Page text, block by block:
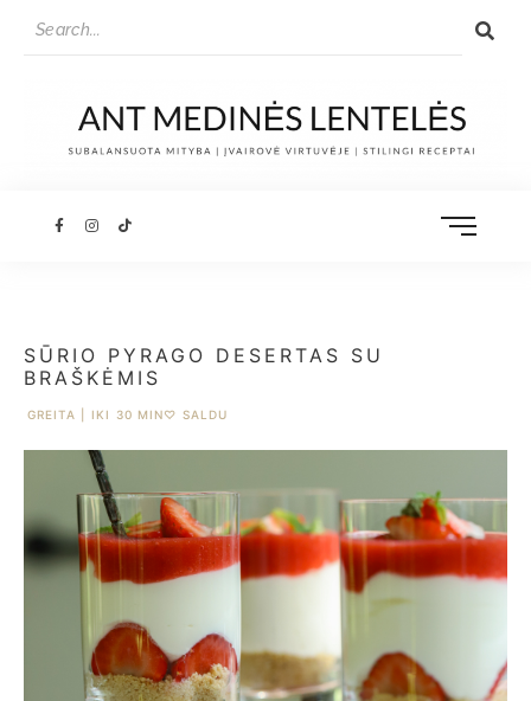
SŪRIO PYRAGO DESERTAS SU
BRAŠKĖMIS
GREITA | IKI 30 MIN♡ SALDU